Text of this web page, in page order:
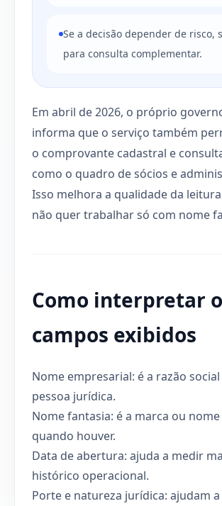
Se a decisão depender de risco,
para consulta complementar.
Em abril de 2026, o próprio
informa que o serviço também
o comprovante cadastral e
como o quadro de sócios e
Isso melhora a qualidade da
não quer trabalhar só com nome
Como interpretar
campos exibidos
Nome empresarial: é a razão
pessoa jurídica.
Nome fantasia: é a marca ou
quando houver.
Data de abertura: ajuda a medir
histórico operacional.
Porte e natureza jurídica: ajudam